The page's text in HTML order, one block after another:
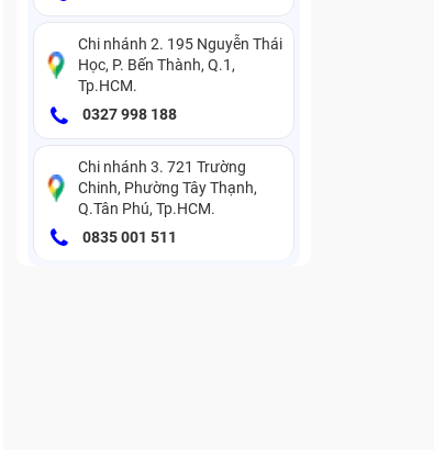
Chi nhánh 2. 195 Nguyễn Thái
Học, P. Bến Thành, Q.1,
Tp.HCM.
0327 998 188
Chi nhánh 3. 721 Trường
Chinh, Phường Tây Thạnh,
Q.Tân Phú, Tp.HCM.
0835 001 511